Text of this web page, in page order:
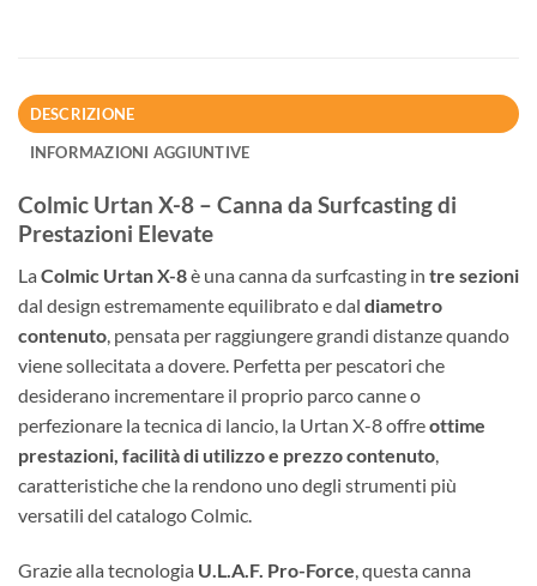
DESCRIZIONE
INFORMAZIONI AGGIUNTIVE
Colmic Urtan X-8 – Canna da Surfcasting di
Prestazioni Elevate
La Colmic Urtan X-8è una canna da surfcasting in tre sezioni
dal design estremamente equilibrato e dal diametro
contenuto , pensata per raggiungere grandi distanze quando
viene sollecitata a dovere. Perfetta per pescatori che
desiderano incrementare il proprio parco canne o
perfezionare la tecnica di lancio, la Urtan X-8 offreottime
prestazioni, facilità di utilizzo e prezzo contenuto
caratteristiche che la rendono uno degli strumenti più
versatili del catalogo Colmic.
Grazie alla tecnologia U.L.A.F. Pro-Force , questa canna